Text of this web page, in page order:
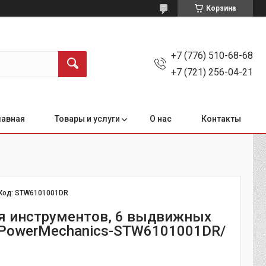
Корзина
+7 (776) 510-68-68
+7 (721) 256-04-21
Товары и услуги О нас Контакты
STW6101001DR
инструментов, 6 выдвижных
STW6101001DR/